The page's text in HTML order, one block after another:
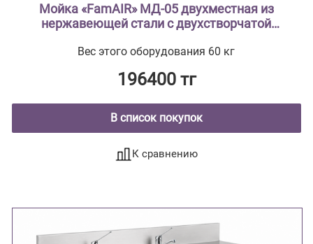
Мойка «FamAIR» МД-05 двухместная из
нержавеющей стали с двухстворчатой
Вес этого оборудования 60 кг
196400 тг
В список покупок
К сравнению